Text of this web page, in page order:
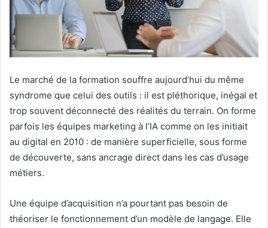
Le marché de la formation souffre aujourd’hui du même
syndrome que celui des outils : il est pléthorique, inégal et
trop souvent déconnecté des réalités du terrain. On forme
parfois les équipes marketing à l’IA comme on les initiait
au digital en 2010 : de manière superficielle, sous forme
de découverte, sans ancrage direct dans les cas d’usage
métiers.
Une équipe d’acquisition n’a pourtant pas besoin de
théoriser le fonctionnement d’un modèle de langage. Elle